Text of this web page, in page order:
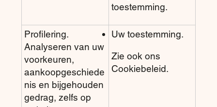
toestemming.
Profilering.
Analyseren van uw
voorkeuren,
aankoopgeschiede
nis en bijgehouden
gedrag, zelfs op
Uw toestemming.
Zie ook ons
Cookiebeleid.